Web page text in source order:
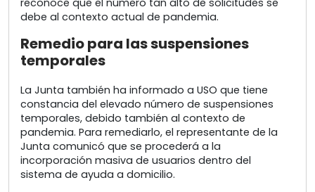
reconoce que el número tan alto de solicitudes se
debe al contexto actual de pandemia.
Remedio para las suspensiones
temporales
La Junta también ha informado a USO que tiene
constancia del elevado número de suspensiones
temporales, debido también al contexto de
pandemia. Para remediarlo, el representante de la
Junta comunicó que se procederá a la
incorporación masiva de usuarios dentro del
sistema de ayuda a domicilio.